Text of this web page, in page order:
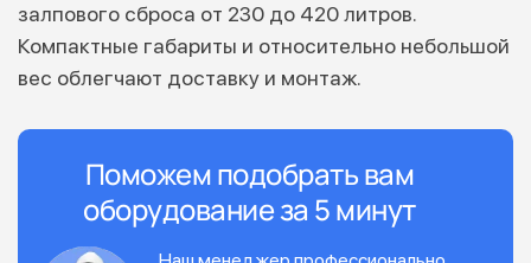
залпового сброса от 230 до 420 литров.
Компактные габариты и относительно небольшой
вес облегчают доставку и монтаж.
Поможем подобрать вам
оборудование за 5 минут